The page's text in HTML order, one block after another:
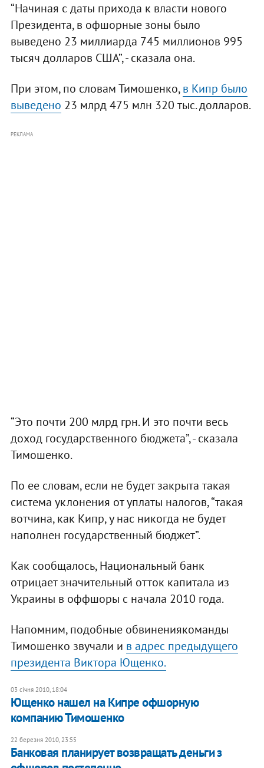
“Начиная с даты прихода к власти нового
Президента, в офшорные зоны было
выведено 23 миллиарда 745 миллионов 995
тысяч долларов США”, - сказала она.
При этом, по словам Тимошенко,в Кипр было
выведено 23 млрд 475 млн 320 тыс. долларов.
РЕКЛАМА
“Это почти 200 млрд грн. И это почти весь
доход государственного бюджета”, - сказала
Тимошенко.
По ее словам, если не будет закрыта такая
система уклонения от уплаты налогов, “такая
вотчина, как Кипр, у нас никогда не будет
наполнен государственный бюджет”.
Как сообщалось, Национальный банк
отрицает значительный отток капитала из
Украины в оффшоры с начала 2010 года.
Напомним, подобные обвинениякоманды
Тимошенко звучали и в адрес предыдущего
президента Виктора Ющенко.
03 січня 2010, 18:04
Ющенко нашел на Кипре офшорную
компанию Тимошенко
22 березня 2010, 23:55
Банковая планирует возвращать деньги з